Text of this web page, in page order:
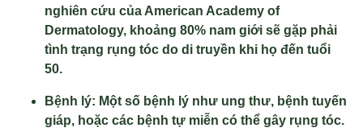
nghiên cứu của American Academy of
Dermatology, khoảng 80% nam giới sẽ gặp phải
tình trạng rụng tóc do di truyền khi họ đến tuổi
50.
Bệnh lý: Một số bệnh lý như ung thư, bệnh tuyến
giáp, hoặc các bệnh tự miễn có thể gây rụng tóc.